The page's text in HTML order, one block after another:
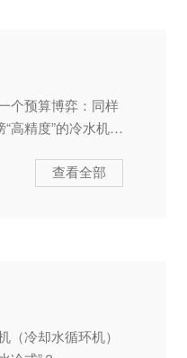
个预算博弈：同样
高精度”的冷水机动
查看全部
冷却水循环机）